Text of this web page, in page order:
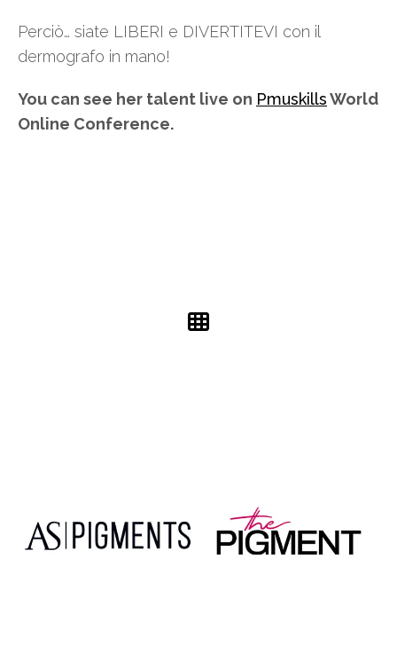
Perciò… siate LIBERI e DIVERTITEVI con il
dermografo in mano!
You can see her talent live on PmuskillsWorld
Online Conference.